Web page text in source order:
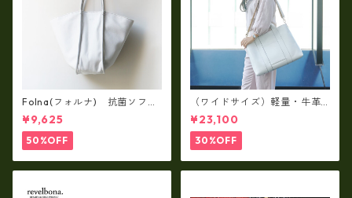
Folna(フォルナ) 抗菌ソフト
スムースレザー トートバッグ
¥9,625
50%OFF
（ワイドサイズ）軽量・牛革
製品・2WAYヌメ革トートバッ
グ（A3サイズ/日本製）(高収
納）ir-02G
¥23,100
30%OFF